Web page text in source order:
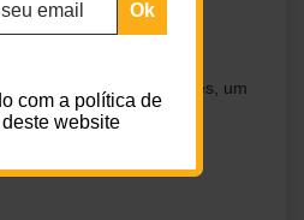
para ti
por um dia, um mês, um
com a política de
website